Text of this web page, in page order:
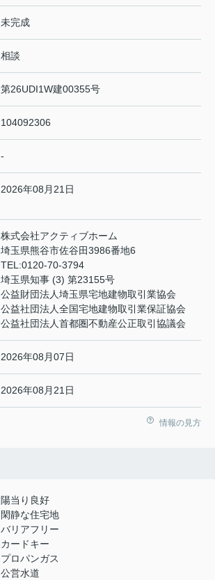
未完成
相談
第26UDI1W建00355号
104092306
-
2026年08月21日
株式会社アクティブホーム
埼玉県熊谷市佐谷田3986番地6
TEL:0120-70-3794
埼玉県知事 (3) 第23155号
公益財団法人埼玉県宅地建物取引業協会
公益社団法人全国宅地建物取引業保証協会
公益社団法人首都圏不動産公正取引協議会
2026年08月07日
2026年08月21日
情報の見方
陽当り良好
閑静な住宅地
バリアフリー
カードキー
プロパンガス
公営水道